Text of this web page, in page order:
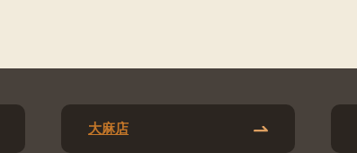
大麻店